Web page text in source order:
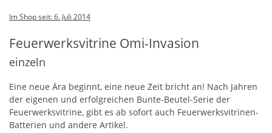
Im Shop seit: 6. Juli 2014
Feuerwerksvitrine Omi-Invasion
einzeln
Eine neue Ära beginnt, eine neue Zeit bricht an! Nach Jahren
der eigenen und erfolgreichen Bunte-Beutel-Serie der
Feuerwerksvitrine, gibt es ab sofort auch Feuerwerksvitrinen-
Batterien und andere Artikel.